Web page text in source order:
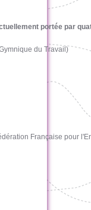
portée par
du Travail)
Française pour